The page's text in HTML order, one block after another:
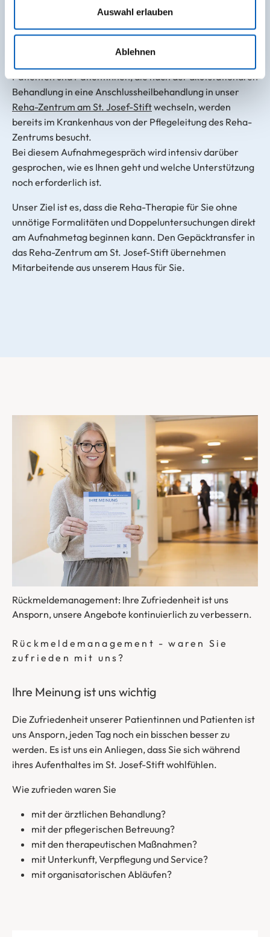
Auswahl erlauben
Ablehnen
bitte daran, Ihr Zimmer bis 9.30 Uhr zu verlassen. Sie
können sich selbstverständlich im Loungebereich Ihrer
Patienten und Patientinnen, die nach der akutstationären
Behandlung in eine Anschlussheilbehandlung in unser
Reha-Zentrum am St. Josef-Stiftwechseln, werden
bereits im Krankenhaus von der Pflegeleitung des Reha-
Zentrums besucht.
Bei diesem Aufnahmegespräch wird intensiv darüber
gesprochen, wie es Ihnen geht und welche Unterstützung
noch erforderlich ist.
Unser Ziel ist es, dass die Reha-Therapie für Sie ohne
unnötige Formalitäten und Doppeluntersuchungen direkt
am Aufnahmetag beginnen kann. Den Gepäcktransfer in
das Reha-Zentrum am St. Josef-Stift übernehmen
Mitarbeitende aus unserem Haus für Sie.
Rückmeldemanagement: Ihre Zufriedenheit ist uns
Ansporn, unsere Angebote kontinuierlich zu verbessern.
Rückmeldemanagement - waren Sie
zufrieden mit uns?
Ihre Meinung ist uns wichtig
Die Zufriedenheit unserer Patientinnen und Patienten ist
uns Ansporn, jeden Tag noch ein bisschen besser zu
werden. Es ist uns ein Anliegen, dass Sie sich während
ihres Aufenthaltes im St. Josef-Stift wohlfühlen.
Wie zufrieden waren Sie
mit der ärztlichen Behandlung?
mit der pflegerischen Betreuung?
mit den therapeutischen Maßnahmen?
mit Unterkunft, Verpflegung und Service?
mit organisatorischen Abläufen?